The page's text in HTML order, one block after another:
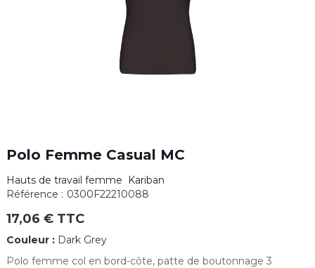
Polo Femme Casual MC
Hauts de travail femme Kariban
Référence : 0300F22210088
17,06 € TTC
Couleur : Dark Grey
Polo femme col en bord-côte, patte de boutonnage 3